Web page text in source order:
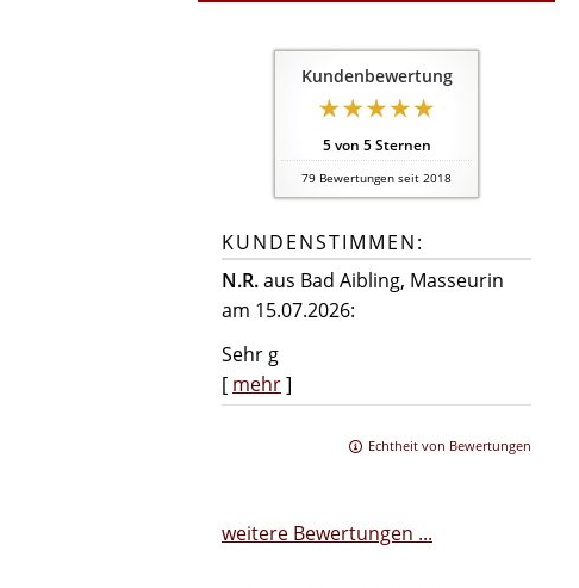
Kundenbewertung
5von 5Sternen
79 Bewertungen seit 2018
KUNDENSTIMMEN:
N.R.aus Bad Aibling, Masseurin
am 15.07.2026:
Sehr g
[ mehr]
Echtheit von Bewertungen
weitere Bewertungen ...